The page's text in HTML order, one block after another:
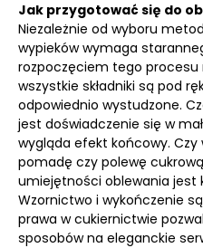
Jak przygotować się do
Niezależnie od wyboru
wypieków wymaga
rozpoczęciem tego procesu
wszystkie składniki są pod
odpowiednio wystudzone.
jest doświadczenie się w
wygląda efekt końcowy. Czy
pomadę czy polewę
umiejętności oblewania jest
Wzornictwo i wykończenie
prawa w cukiernictwie
sposobów na eleganckie